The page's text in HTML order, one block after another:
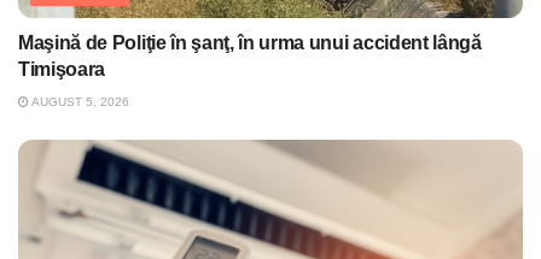
Maşină de Poliţie în şanţ, în urma unui accident lângă
Timişoara
AUGUST 5, 2026